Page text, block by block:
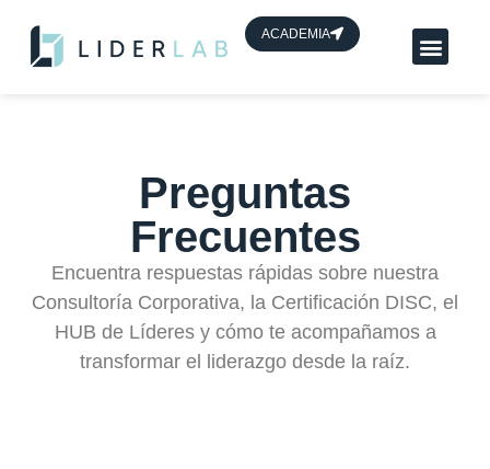
ACADEMIA
Preguntas
Frecuentes
Encuentra respuestas rápidas sobre nuestra
Consultoría Corporativa, la Certificación DISC, el
HUB de Líderes y cómo te acompañamos a
transformar el liderazgo desde la raíz.